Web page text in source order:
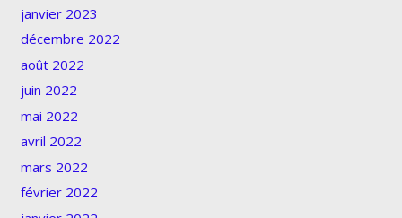
janvier 2023
décembre 2022
août 2022
juin 2022
mai 2022
avril 2022
mars 2022
février 2022